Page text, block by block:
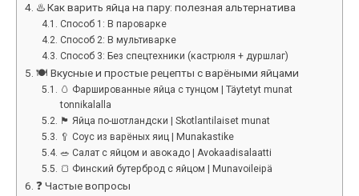
♨️ Как варить яйца на пару: полезная альтернатива
Способ 1: В пароварке
Способ 2: В мультиварке
Способ 3: Без спецтехники (кастрюля + дуршлаг)
🍽️ Вкусные и простые рецепты с варёными яйцами
🥚 Фаршированные яйца с тунцом | Täytetyt munat
tonnikalalla
🏴󠁢󠁳󠁣󠁿 Яйца по-шотландски | Skotlantilaiset munat
🥄 Соус из варёных яиц | Munakastike
🥗 Салат с яйцом и авокадо | Avokaadisalaatti
🍞 Финский бутерброд с яйцом | Munavoileipä
❓ Частые вопросы